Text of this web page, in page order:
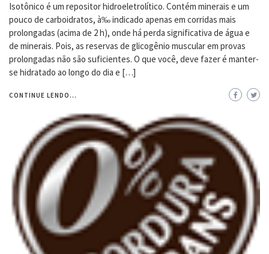
Isotônico é um repositor hidroeletrolítico. Contém minerais e um
pouco de carboidratos, à‰ indicado apenas em corridas mais
prolongadas (acima de 2 h), onde há perda significativa de água e
de minerais. Pois, as reservas de glicogênio muscular em provas
prolongadas não são suficientes. O que você, deve fazer é manter-
se hidratado ao longo do dia e […]
CONTINUE LENDO...